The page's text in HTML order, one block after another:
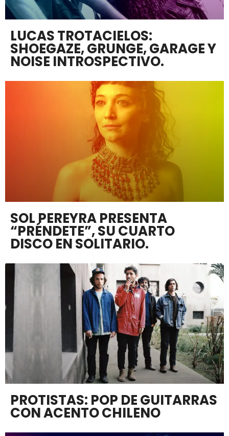
LUCAS TROTACIELOS:
SHOEGAZE, GRUNGE, GARAGE Y
NOISE INTROSPECTIVO.
SOL PEREYRA PRESENTA
“PRÉNDETE”, SU CUARTO
DISCO EN SOLITARIO.
PROTISTAS: POP DE GUITARRAS
CON ACENTO CHILENO